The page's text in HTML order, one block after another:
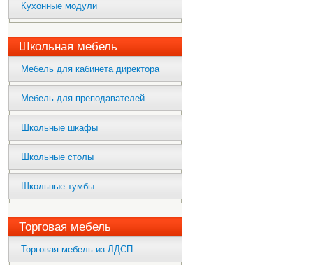
Кухонные модули
Школьная мебель
Мебель для кабинета директора
Мебель для преподавателей
Школьные шкафы
Школьные столы
Школьные тумбы
Торговая мебель
Торговая мебель из ЛДСП